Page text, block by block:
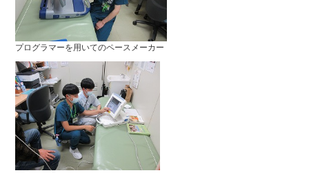
プログラマーを用いてのペースメーカー